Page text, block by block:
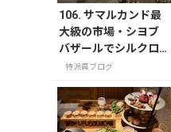
106. サマルカンド最
大級の市場・シヨブ
バザールでシルクロ
ード交易の面影を感
特派員ブログ